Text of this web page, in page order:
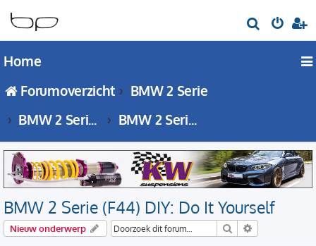
o
Home
Forumoverzicht
BMW 2 Serie
BMW 2 Serie - F44 forum
BMW 2 Serie (F44) DIY: Do It Yourself
BMW 2 Serie (F44) DIY: Do It Yourself
Nieuw onderwerp Zoek